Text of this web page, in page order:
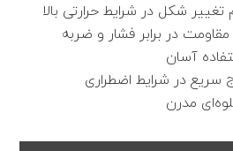
تغییر شکل در شرایط حرارتی بالا
مقاومت در برابر فشار و ضربه
آسان
سریع در شرایط اضطراری
مدرن